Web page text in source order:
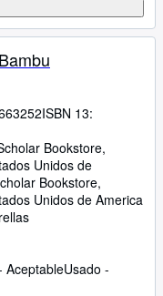
ISBN 13:
Bookstore,
Unidos de
Bookstore,
Unidos de America
AceptableUsado -